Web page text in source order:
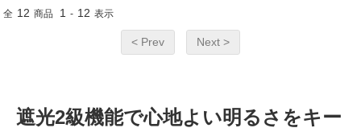
全 12 商品 1 - 12 表示
< Prev Next >
遮光2級機能で心地よい明るさをキー